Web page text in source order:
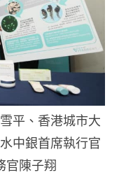
平、香港城市大
中銀首席執行官
官陳子翔